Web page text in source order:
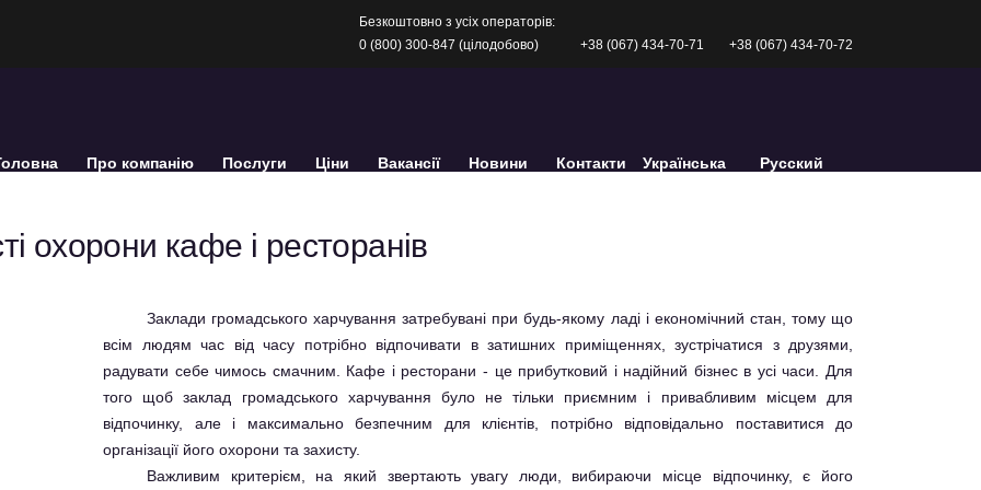
Безкоштовно з усіх операторів:
0 (800) 300-847 (цілодобово)
+38 (067) 434-70-71 +38 (067) 434-70-72
Про компанію Послуги Ціни Вакансії Новини Контакти Українська Русский
охорони кафе і ресторанів
Заклади громадського харчування затребувані при будь-якому ладі і економічний стан, тому що
всім людям час від часу потрібно відпочивати в затишних приміщеннях, зустрічатися з друзями,
радувати себе чимось смачним. Кафе і ресторани - це прибутковий і надійний бізнес в усі часи. Для
того щоб заклад громадського харчування було не тільки приємним і привабливим місцем для
відпочинку, але і максимально безпечним для клієнтів, потрібно відповідально поставитися до
організації його охорони та захисту.
Важливим критерієм, на який звертають увагу люди, вибираючи місце відпочинку, є його